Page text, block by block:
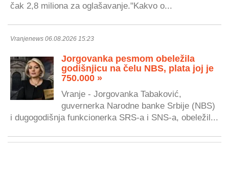
čak 2,8 miliona za oglašavanje."Kakvo o...
Vranjenews 06.08.2026 15:23
Jorgovanka pesmom obeležila
godišnjicu na čelu NBS, plata joj je
750.000 »
Vranje - Jorgovanka Tabaković,
guvernerka Narodne banke Srbije (NBS)
i dugogodišnja funkcionerka SRS-a i SNS-a, obeležil...